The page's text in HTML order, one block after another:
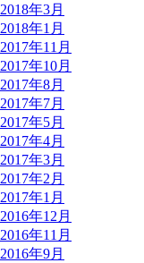
2018年3月
2018年1月
2017年11月
2017年10月
2017年8月
2017年7月
2017年5月
2017年4月
2017年3月
2017年2月
2017年1月
2016年12月
2016年11月
2016年9月